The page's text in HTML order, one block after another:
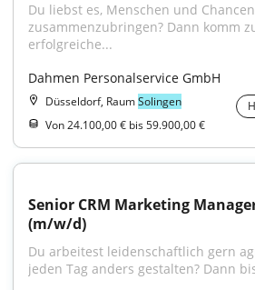
Du liebst es, Menschen und Chancen
zusammenzubringen? Dann komm
erfolgreiche...
Dahmen Personalservice GmbH
Düsseldorf, RaumSolingen
Von 24.100,00 € bis 59.900,00 €
Senior CRM Marketing
(m/w/d)
Du arbeitest leidenschaftlich gern
jeden Tag anders gestalten? Dann